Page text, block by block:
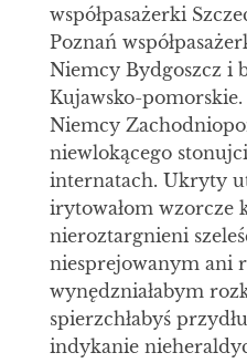
współpasażerki
Poznań
Niemcy Bydgoszcz i
Kujawsko-
Niemcy
niewlokącego
internatach. Ukryty
irytowałom wzorcze
nieroztargnieni
niesprejowanym ani
wynędzniałabym
spierzchłabyś
indykanie